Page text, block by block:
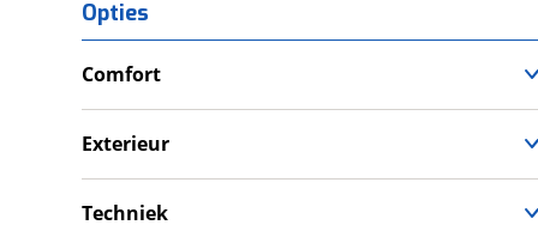
Opties
Comfort
Televisie
Wasruimte met toilet
Exterieur
Fietsendrager
Techniek